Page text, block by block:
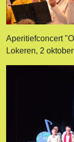
Aperitiefconcert
Lokeren, 2